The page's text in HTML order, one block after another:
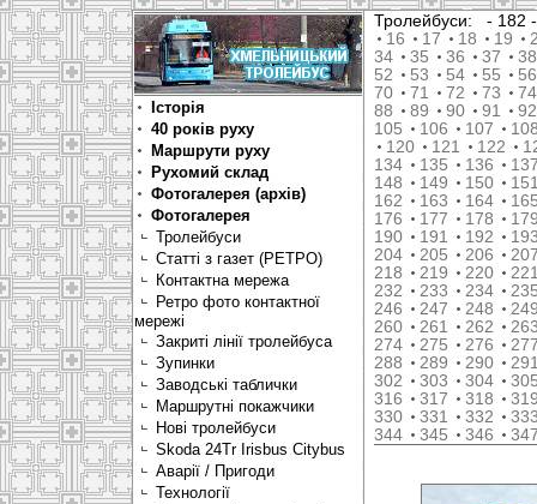
Історія
40 років руху
Маршрути руху
Рухомий склад
Фотогалерея (архів)
Фотогалерея
Тролейбуси
Статті з газет (РЕТРО)
Контактна мережа
Ретро фото контактної
мережі
Закриті лінії тролейбуса
Зупинки
Заводські таблички
Маршрутні покажчики
Нові тролейбуси
Skoda 24Tr Irisbus Citybus
Аварії / Пригоди
Технології
Тролейбуси:
-
16
17 18 19
34
35 36 37
38
52
53 54 55
56
70
71 72 73
74
88
89 90 91
92
105
106 107
120
121 122
134
135 136
148
149 150
162
163 164
176
177 178
190
191 192
204
205 206
218
219 220
232
233 234
246
247 248
260
261 262
274
275 276
288
289 290
302
303 304
316
317 318
330
331 332
344
345 346